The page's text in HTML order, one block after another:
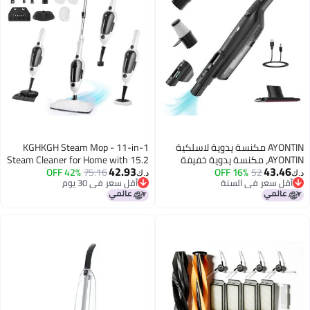
AYONTIN مكنسة يدوية لاسلكية
AYONTIN، مكنسة يدوية خفيفة
قابلة لإعادة الشحن بلمسة
للتفريغ، شفط قوي للمكتب،
52
16% OFF
سعر في السنة
سعر في السنة
KGHKGH Steam Mop - 11-in-1
Steam Cleaner for Home with 15.2
OZ Water Tank & 23FT Power Cord,
Detachable Steam Mops for Floor
Cleaning MultiPurpose Steamer for
42.93
75.16
42% OFF
أقل سعر في 30 يوم
أقل سعر في 30 يوم